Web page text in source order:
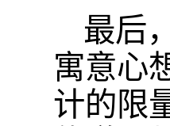
最后
寓意心
计的限